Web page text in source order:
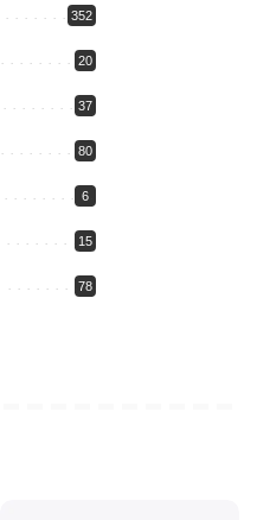
352
20
37
80
6
15
78